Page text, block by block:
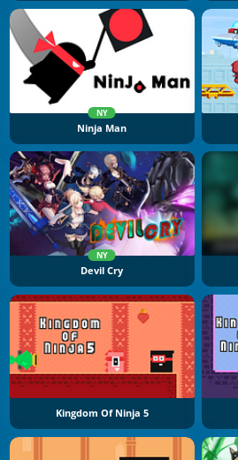
NY
Ninja Man
NY
Devil Cry
Kingdom Of Ninja 5